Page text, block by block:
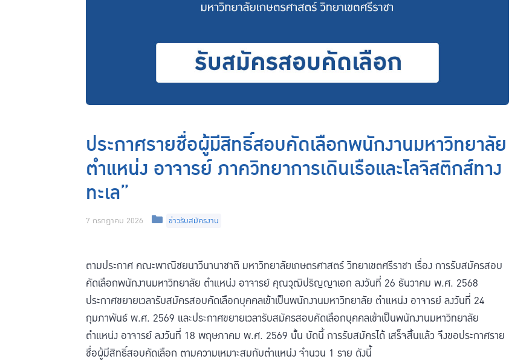
ประกาศรายชื่อผู้มีสิทธิ์สอบคัดเลือกพนักงานมหาวิทยาลัย
ตำแหน่ง อาจารย์ ภาควิทยาการเดินเรือและโลจิสติกส์ทาง
ทะเล”
7 กรกฎาคม 2026 Categories
ข่าวรับสมัครงาน
ตามประกาศ คณะพาณิชยนาวีนานาชาติ มหาวิทยาลัยเกษตรศาสตร์ วิทยาเขตศรีราชา เรื่อง การรับสมัครสอบ
คัดเลือกพนักงานมหาวิทยาลัย ตำแหน่ง อาจารย์ คุณวุฒิปริญญาเอก ลงวันที่ 26 ธันวาคม พ.ศ. 2568
ประกาศขยายเวลารับสมัครสอบคัดเลือกบุคคลเข้าเป็นพนักงานมหาวิทยาลัย ตำแหน่ง อาจารย์ ลงวันที่ 24
กุมภาพันธ์ พ.ศ. 2569 และประกาศขยายเวลารับสมัครสอบคัดเลือกบุคคลเข้าเป็นพนักงานมหาวิทยาลัย
ตำแหน่ง อาจารย์ ลงวันที่ 18 พฤษภาคม พ.ศ. 2569 นั้น บัดนี้ การรับสมัครได้ เสร็จสิ้นแล้ว จึงขอประกาศราย
ชื่อผู้มีสิทธิ์สอบคัดเลือก ตามความเหมาะสมกับตำแหน่ง จำนวน 1 ราย ดังนี้